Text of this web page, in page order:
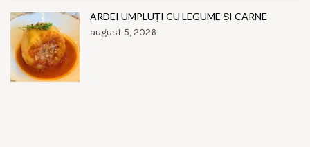
ARDEI UMPLUȚI CU LEGUME ȘI CARNE
august 5, 2026